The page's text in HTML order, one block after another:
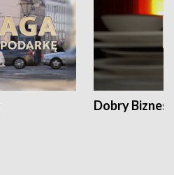
Dobry Biznes